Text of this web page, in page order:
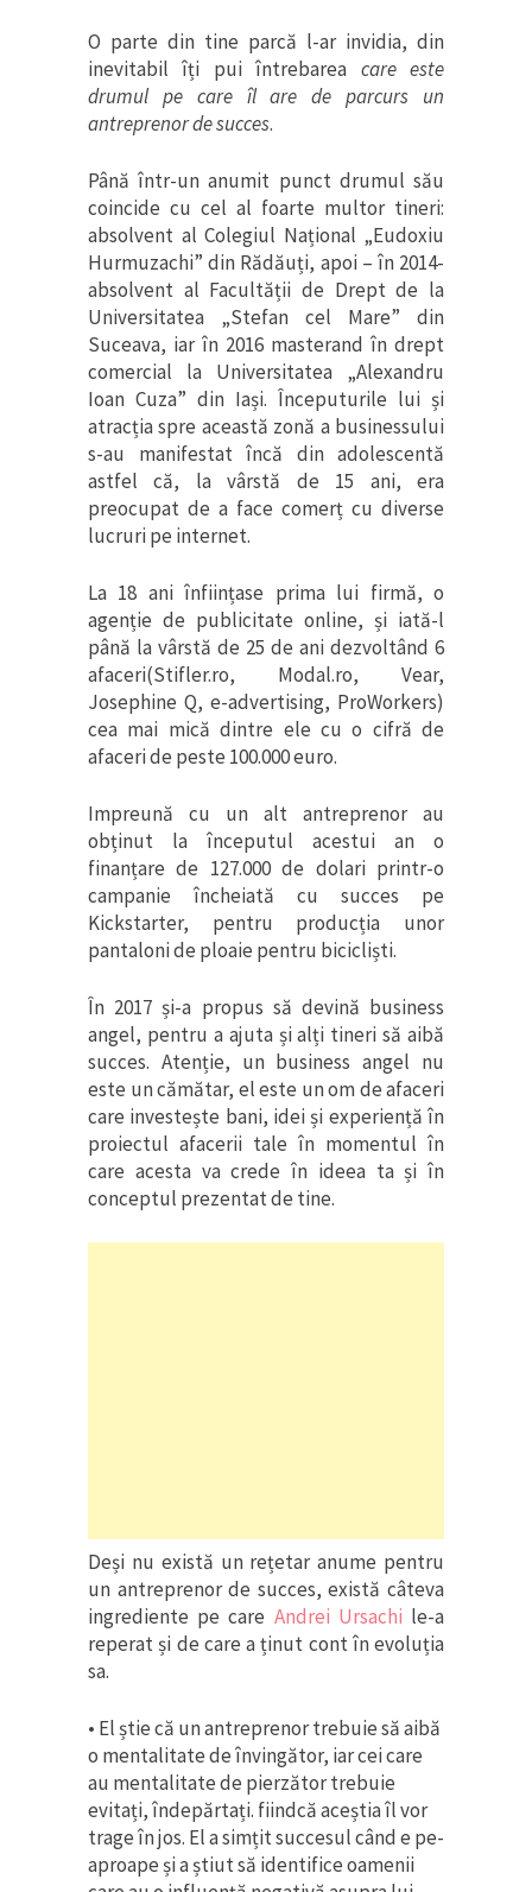
O parte din tine parcă l-ar invidia, din
inevitabil îți pui întrebarea care este
drumul pe care îl are de parcurs un
antreprenor de succes.
Până într-un anumit punct drumul său
coincide cu cel al foarte multor tineri:
absolvent al Colegiul Național „Eudoxiu
Hurmuzachi” din Rădăuți, apoi – în 2014-
absolvent al Facultății de Drept de la
Universitatea „Stefan cel Mare” din
Suceava, iar în 2016 masterand în drept
comercial la Universitatea „Alexandru
Ioan Cuza” din Iași. Începuturile lui și
atracția spre această zonă a businessului
s-au manifestat încă din adolescentă
astfel că, la vârstă de 15 ani, era
preocupat de a face comerț cu diverse
lucruri pe internet.
La 18 ani înființase prima lui firmă, o
agenție de publicitate online, și iată-l
până la vârstă de 25 de ani dezvoltând 6
afaceri(Stifler.ro, Modal.ro, Vear,
Josephine Q, e-advertising, ProWorkers)
cea mai mică dintre ele cu o cifră de
afaceri de peste 100.000 euro.
Impreună cu un alt antreprenor au
obținut la începutul acestui an o
finanțare de 127.000 de dolari printr-o
campanie încheiată cu succes pe
Kickstarter, pentru producția unor
pantaloni de ploaie pentru bicicliști.
În 2017 și-a propus să devină business
angel, pentru a ajuta și alți tineri să aibă
succes. Atenție, un business angel nu
este un cămătar, el este un om de afaceri
care investește bani, idei și experiență în
proiectul afacerii tale în momentul în
care acesta va crede în ideea ta și în
conceptul prezentat de tine.
Deși nu există un rețetar anume pentru
un antreprenor de succes, există câteva
ingrediente pe care Andrei Ursachi le-a
reperat și de care a ținut cont în evoluția
sa.
• El știe că un antreprenor trebuie să aibă
o mentalitate de învingător, iar cei care
au mentalitate de pierzător trebuie
evitați, îndepărtați. fiindcă aceștia îl vor
trage în jos. El a simțit succesul când e pe-
aproape și a știut să identifice oamenii